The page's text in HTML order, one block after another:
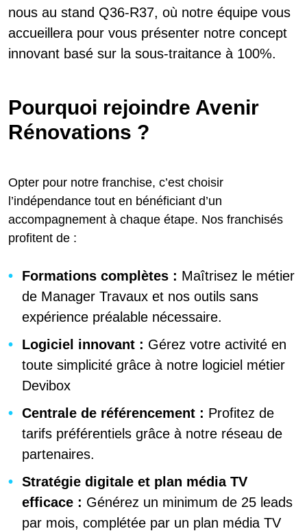
nous au stand Q36-R37, où notre équipe vous
accueillera pour vous présenter notre concept
innovant basé sur la sous-traitance à 100%.
Pourquoi rejoindre Avenir
Rénovations ?
Opter pour notre franchise, c’est choisir
l’indépendance tout en bénéficiant d’un
accompagnement à chaque étape. Nos franchisés
profitent de :
Formations complètes : Maîtrisez le métier
de Manager Travaux et nos outils sans
expérience préalable nécessaire.
Logiciel innovant : Gérez votre activité en
toute simplicité grâce à notre logiciel métier
Devibox
Centrale de référencement : Profitez de
tarifs préférentiels grâce à notre réseau de
partenaires.
Stratégie digitale et plan média TV
efficace : Générez un minimum de 25 leads
par mois, complétée par un plan média TV